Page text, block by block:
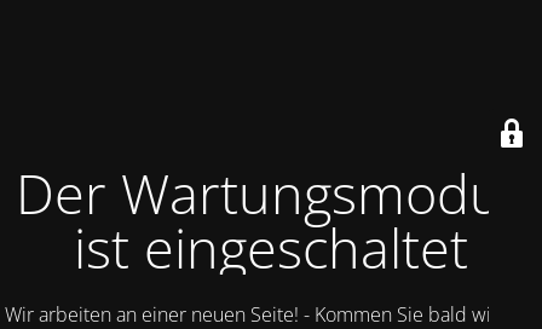
Der Wartungsmodus
ist eingeschaltet
Wir arbeiten an einer neuen Seite! - Kommen Sie bald wieder.